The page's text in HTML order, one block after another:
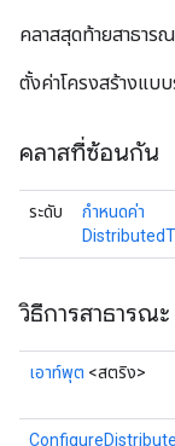
คลาสสุดท้ายสาธาร
ตั้งค่าโครงสร้างแบ
คลาสที่ซ้อนกัน
ระดับ
กำหนดค่า
วิธีการสาธารณะ
เอาท์พุต <สตริง>